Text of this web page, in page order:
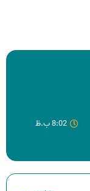
8:02 ب.ظ